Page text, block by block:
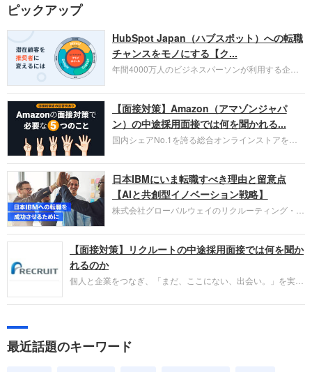
ピックアップ
HubSpot Japan（ハブスポット）への転職
チャンスをモノにする【ク...
年間4000万人のビジネスパーソンが利用する企業
お勧めするイチオシ企業をご紹介します。今回はク
ラウド型CRMプラットフォームを提供する
HubSpot Japan（ハブスポット・ジャパン）株式会
社です。採用面接対策の企業研究にご活用くださ
い。
【面接対策】Amazon（アマゾンジャパ
ン）の中途採用面接では何を聞かれる...
国内シェアNo.1を誇る総合オンラインストアを運
圧倒的な存在感を持つAmazon。中途採用面接では
過去の具体的な業務成果やリーダーシップの発揮、
失敗からの学びが重視され、人間性やカルチャーフ
ィットも評価対象となり、長期的に成長できる仲間
であるかを多角的に審査されます。
日本IBMにいま転職すべき理由と留意点
【AIと共創型イノベーション戦略】
株式会社グローバルウェイのリクルーティング・パ
パーソンが利用する企業口コミサイト「キャリコ
ネ」の転職エージェントがお勧めするイチオシ企業
IBMです。採用面接対策の企業研究にご活用くださ
い。
【面接対策】リクルートの中途採用面接では何を聞か
れるのか
個人と企業をつなぎ、「まだ、ここにない、出会い。」を実現
やこれまでの成果を具体的に問われるほか、「人間性」も評価
しょう。
最近話題のキーワード